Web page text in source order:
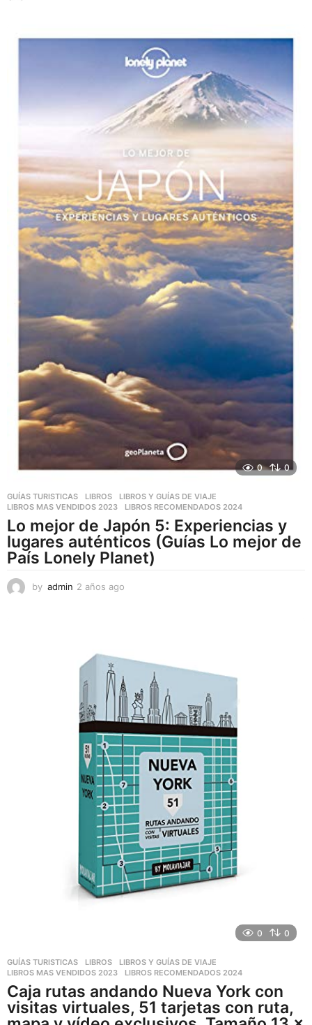
a
0 0
GUÍAS TURISTICAS ,LIBROS ,LIBROS Y GUÍAS DE VIAJE
LIBROS MAS VENDIDOS 2023
,LIBROS RECOMENDADOS 2024
Lo mejor de Japón 5: Experiencias y
lugares auténticos (Guías Lo mejor de
País Lonely Planet)
by admin 2 años ago
0 0
GUÍAS TURISTICAS ,LIBROS ,LIBROS Y GUÍAS DE VIAJE
LIBROS MAS VENDIDOS 2023
,LIBROS RECOMENDADOS 2024
Caja rutas andando Nueva York con
visitas virtuales, 51 tarjetas con ruta,